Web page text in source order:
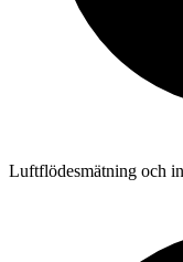
Luftflödesmätning och